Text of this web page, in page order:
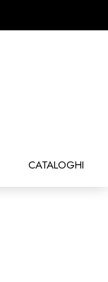
CATALOGHI